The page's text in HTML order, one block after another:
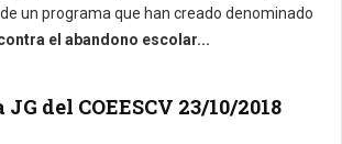
un programa que han creado denominado
el abandono escolar...
del COEESCV 23/10/2018